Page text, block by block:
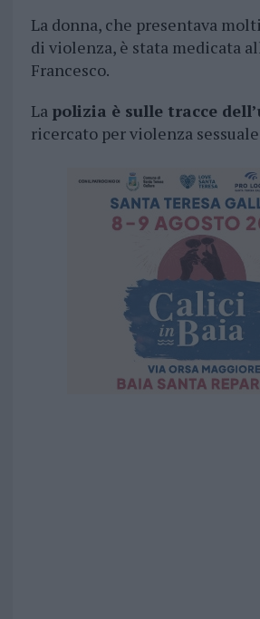
La donna, che presentava
di violenza, è stata medicata
Francesco.
La polizia è sulle tracce
ricercato per violenza